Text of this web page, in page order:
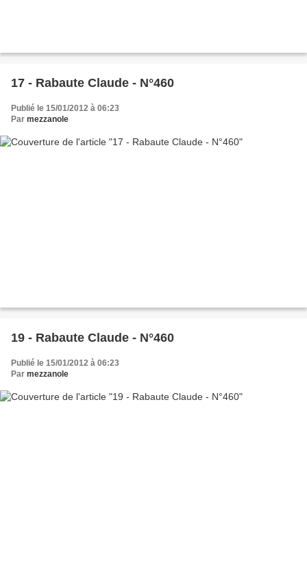
17 - Rabaute Claude - N°460
Publié le 15/01/2012 à 06:23
Par mezzanole
19 - Rabaute Claude - N°460
Publié le 15/01/2012 à 06:23
Par mezzanole